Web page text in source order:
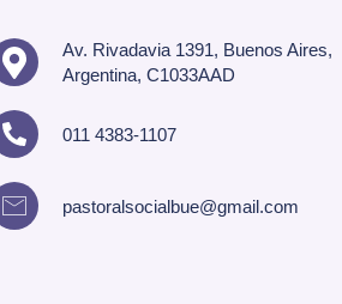
Av. Rivadavia 1391, Buenos Aires,
Argentina, C1033AAD
011 4383-1107
pastoralsocialbue@gmail.com